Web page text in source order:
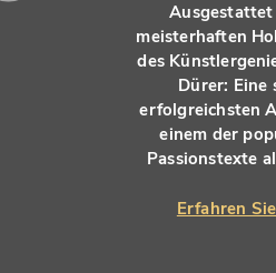
meisterhaften
des
Dürer: Eine
erfolgreichsten
einem der
Passionstexte
Erfahren